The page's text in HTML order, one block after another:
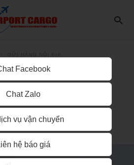
chuyển gửi
Hóa
Facebook
Chat Zalo
vụ vận chuyển
hệ báo giá